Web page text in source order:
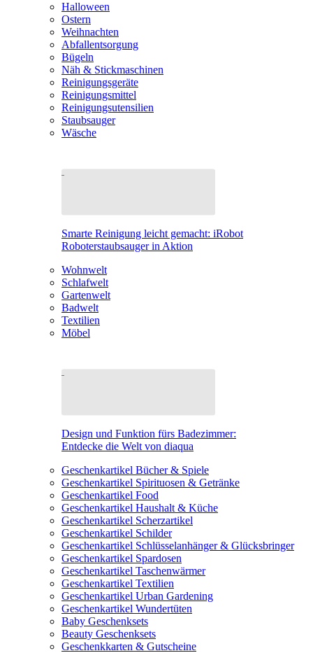
Halloween
Ostern
Weihnachten
Abfallentsorgung
Bügeln
Näh & Stickmaschinen
Reinigungsgeräte
Reinigungsmittel
Reinigungsutensilien
Staubsauger
Wäsche
Smarte Reinigung leicht gemacht: iRobot
Roboterstaubsauger in Aktion
Wohnwelt
Schlafwelt
Gartenwelt
Badwelt
Textilien
Möbel
Design und Funktion fürs Badezimmer:
Entdecke die Welt von diaqua
Geschenkartikel Bücher & Spiele
Geschenkartikel Spirituosen & Getränke
Geschenkartikel Food
Geschenkartikel Haushalt & Küche
Geschenkartikel Scherzartikel
Geschenkartikel Schilder
Geschenkartikel Schlüsselanhänger & Glücksbringer
Geschenkartikel Spardosen
Geschenkartikel Taschenwärmer
Geschenkartikel Textilien
Geschenkartikel Urban Gardening
Geschenkartikel Wundertüten
Baby Geschenksets
Beauty Geschenksets
Geschenkkarten & Gutscheine